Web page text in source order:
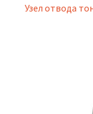
Узел отвода